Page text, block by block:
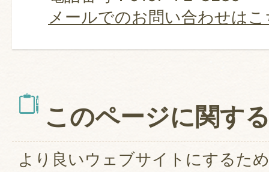
メールでのお問い合わせは
このページに関す
より良いウェブサイトにするた